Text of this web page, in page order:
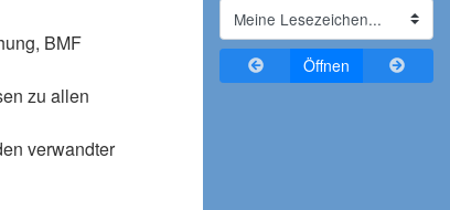
BMF
zu allen
verwandter
Zurückblättern
Öffnen